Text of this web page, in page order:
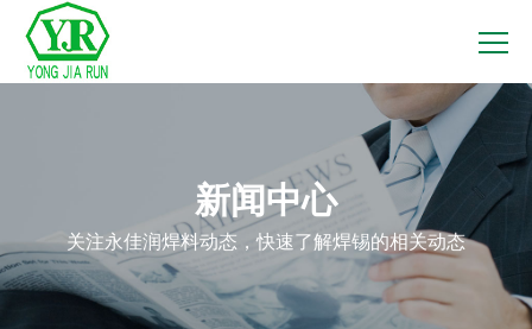
新闻中心
关注永佳润焊料动态，快速了解焊锡的相关动态